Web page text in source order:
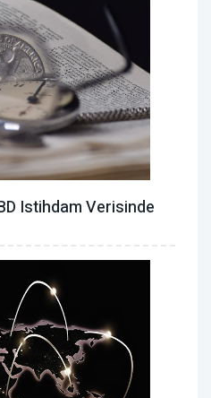
Istihdam Verisinde